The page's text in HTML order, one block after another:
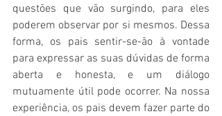
questões que vão surgindo, para eles
poderem observar por si mesmos. Dessa
forma, os pais sentir-se-ão à vontade
para expressar as suas dúvidas de forma
aberta e honesta, e um diálogo
mutuamente útil pode ocorrer. Na nossa
experiência, os pais devem fazer parte do